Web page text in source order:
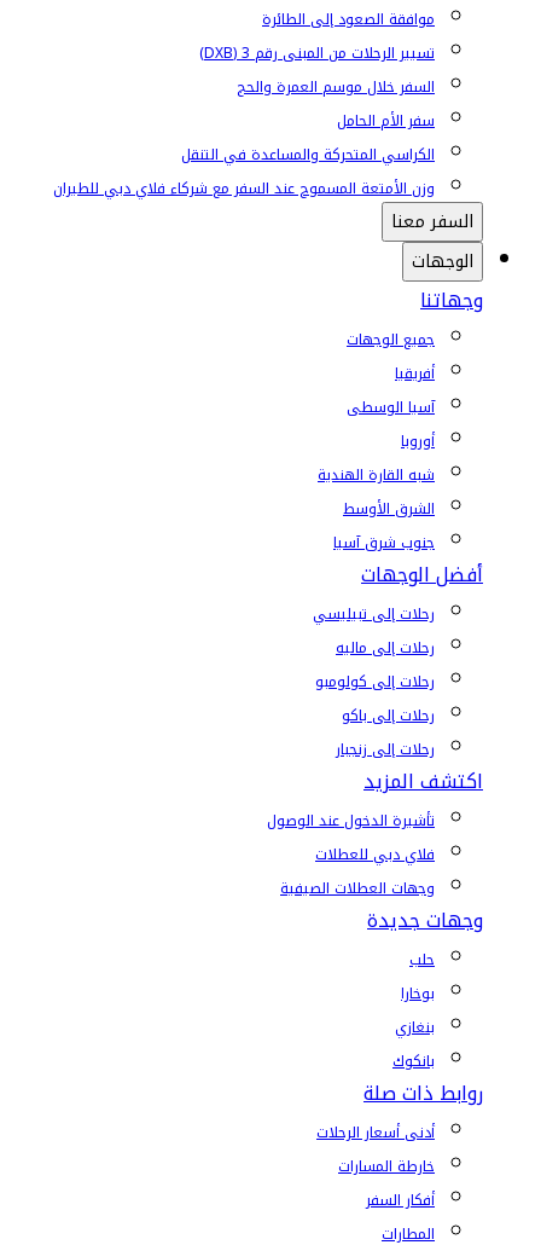
موافقة الصعود إلى الطائرة
تسيير الرحلات من المبنى رقم 3 (DXB)
السفر خلال موسم العمرة والحج
سفر الأم الحامل
الكراسي المتحركة والمساعدة في التنقل
وزن الأمتعة المسموح عند السفر مع شركاء فلاي دبي للطيران
السفر معنا
الوجهات
وجهاتنا
جميع الوجهات
أفريقيا
آسيا الوسطى
أوروبا
شبه القارة الهندية
الشرق الأوسط
جنوب شرق آسيا
أفضل الوجهات
رحلات إلى تبيليسي
رحلات إلى ماليه
رحلات إلى كولومبو
رحلات إلى باكو
رحلات إلى زنجبار
اكتشف المزيد
تأشيرة الدخول عند الوصول
فلاي دبي للعطلات
وجهات العطلات الصيفية
وجهات جديدة
حلب
بوخارا
بنغازي
بانكوك
روابط ذات صلة
أدنى أسعار الرحلات
خارطة المسارات
أفكار السفر
المطارات